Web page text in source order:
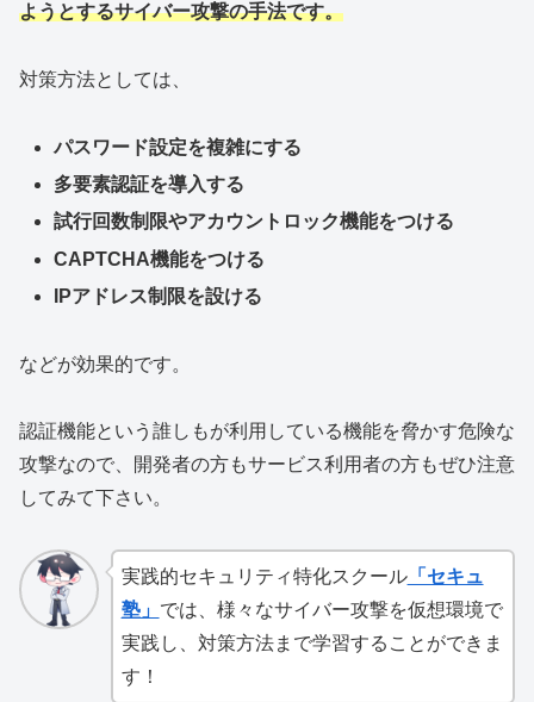
ようとするサイバー攻撃の手法です。
対策方法としては、
パスワード設定を複雑にする
多要素認証を導入する
試行回数制限やアカウントロック機能をつける
CAPTCHA機能をつける
IPアドレス制限を設ける
などが効果的です。
認証機能という誰しもが利用している機能を脅かす危険な
攻撃なので、開発者の方もサービス利用者の方もぜひ注意
してみて下さい。
実践的セキュリティ特化スクール「セキュ
塾」 では、様々なサイバー攻撃を仮想環境で
実践し、対策方法まで学習することができま
す！